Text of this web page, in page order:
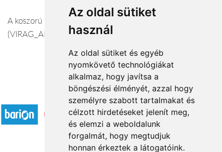
Az oldal sütiket
használ
Az oldal sütiket és egyéb
nyomkövető technológiákat
alkalmaz, hogy javítsa a
böngészési élményét, azzal hogy
személyre szabott tartalmakat és
célzott hirdetéseket jelenít meg,
és elemzi a weboldalunk
forgalmát, hogy megtudjuk
honnan érkeztek a látogatóink.
A koszorú kiszállítás ára {TELEPULES} településre:
{VIRAG_AR}
Elfogadott fizetési módok